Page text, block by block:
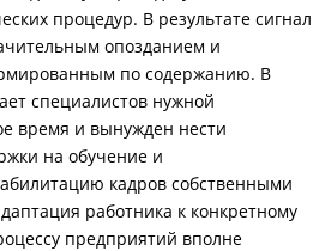
процедур. В результате сигнал
опозданием и
по содержанию. В
специалистов нужной
время и вынужден нести
на обучение и
кадров собственными
работника к конкретному
предприятий вполне